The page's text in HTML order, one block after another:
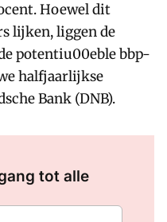
Hoewel dit
lijken, liggen de
potentiu00eble bbp-
halfjaarlijkse
Bank (DNB).
tot alle